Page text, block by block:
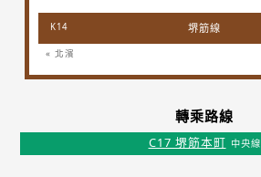
K14 堺筋線
« 北濱
轉乘路線
C17 堺筋本町 中央線